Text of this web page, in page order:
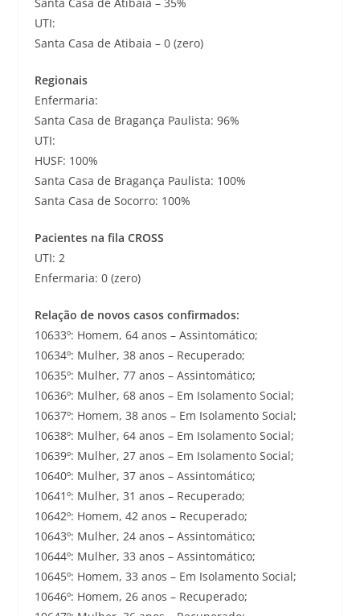
UTI:
Santa Casa de Atibaia – 0 (zero)
Regionais
Enfermaria:
Santa Casa de Bragança Paulista: 96%
UTI:
HUSF: 100%
Santa Casa de Bragança Paulista: 100%
Santa Casa de Socorro: 100%
Pacientes na fila CROSS
UTI: 2
Enfermaria: 0 (zero)
Relação de novos casos confirmados:
10633º: Homem, 64 anos – Assintomático;
10634º: Mulher, 38 anos – Recuperado;
10635º: Mulher, 77 anos – Assintomático;
10636º: Mulher, 68 anos – Em Isolamento Social;
10637º: Homem, 38 anos – Em Isolamento Social;
10638º: Mulher, 64 anos – Em Isolamento Social;
10639º: Mulher, 27 anos – Em Isolamento Social;
10640º: Mulher, 37 anos – Assintomático;
10641º: Mulher, 31 anos – Recuperado;
10642º: Homem, 42 anos – Recuperado;
10643º: Mulher, 24 anos – Assintomático;
10644º: Mulher, 33 anos – Assintomático;
10645º: Homem, 33 anos – Em Isolamento Social;
10646º: Homem, 26 anos – Recuperado;